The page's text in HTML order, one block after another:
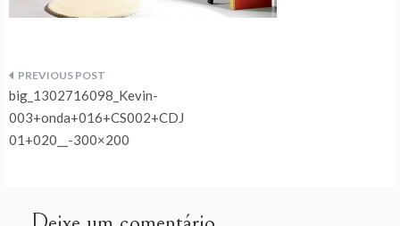
Navegação
de
big_1302716098_Kevin-
003+onda+016+CS002+CDJ
01+020__-300×200